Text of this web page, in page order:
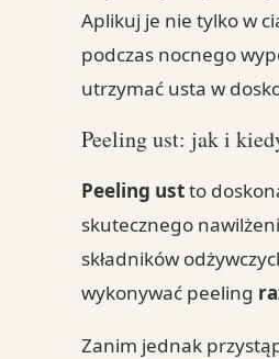
Aplikuj je nie tylko w
podczas nocnego
utrzymać usta w
Peeling ust: jak i
Peeling ustto
skutecznego
składników
wykonywać peeling
Zanim jednak